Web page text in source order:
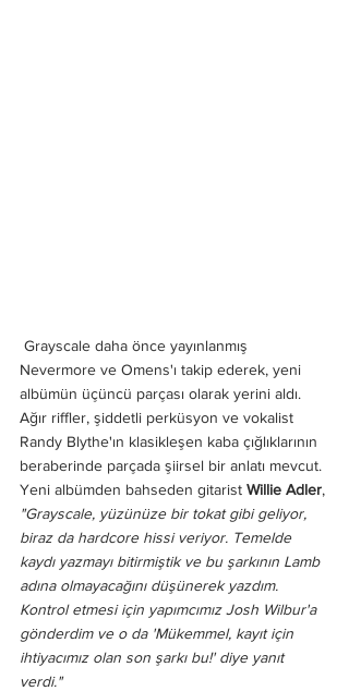
Nevermore ve Omens'ı takip ederek, yeni
albümün üçüncü parçası olarak yerini aldı.
Ağır riffler, şiddetli perküsyon ve vokalist
Randy Blythe'ın klasikleşen kaba çığlıklarının
beraberinde parçada şiirsel bir anlatı mevcut.
Yeni albümden bahseden gitarist Willie Adler,
"Grayscale, yüzünüze bir tokat gibi geliyor,
biraz da hardcore hissi veriyor. Temelde
kaydı yazmayı bitirmiştik ve bu şarkının Lamb
adına olmayacağını düşünerek yazdım.
Kontrol etmesi için yapımcımız Josh Wilbur'a
gönderdim ve o da 'Mükemmel, kayıt için
ihtiyacımız olan son şarkı bu!' diye yanıt
verdi."